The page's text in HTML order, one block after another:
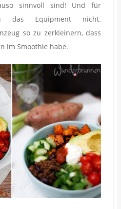
sinnvoll sind! Und für
das Equipment nicht.
so zu zerkleinern, dass
im Smoothie habe.